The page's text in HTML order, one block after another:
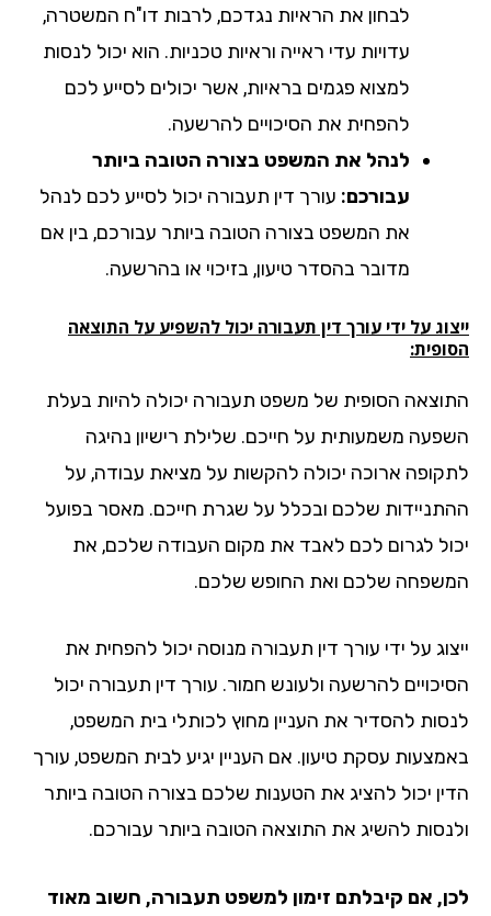
לבחון את הראיות נגדכם, לרבות דו"ח המשטרה,
עדויות עדי ראייה וראיות טכניות. הוא יכול לנסות
למצוא פגמים בראיות, אשר יכולים לסייע לכם
להפחית את הסיכויים להרשעה.
לנהל את המשפט בצורה הטובה ביותר
עבורכם:עורך דין תעבורה יכול לסייע לכם לנהל
את המשפט בצורה הטובה ביותר עבורכם, בין אם
מדובר בהסדר טיעון, בזיכוי או בהרשעה.
על ידי עורך דין תעבורה יכול להשפיע על התוצאה
הסופית של משפט תעבורה יכולה להיות בעלת
משמעותית על חייכם. שלילת רישיון נהיגה
ארוכה יכולה להקשות על מציאת עבודה, על
שלכם ובכלל על שגרת חייכם. מאסר בפועל
לגרום לכם לאבד את מקום העבודה שלכם, את
שלכם ואת החופש שלכם.
על ידי עורך דין תעבורה מנוסה יכול להפחית את
להרשעה ולעונש חמור. עורך דין תעבורה יכול
להסדיר את העניין מחוץ לכותלי בית המשפט,
עסקת טיעון. אם העניין יגיע לבית המשפט, עורך
יכול להציג את הטענות שלכם בצורה הטובה ביותר
להשיג את התוצאה הטובה ביותר עבורכם.
אם קיבלתם זימון למשפט תעבורה, חשוב מאוד